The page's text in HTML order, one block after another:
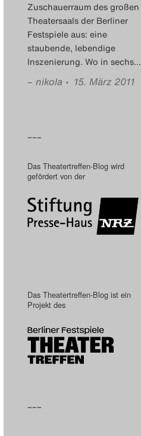
Zuschauerraum des großen
Theatersaals der Berliner
Festspiele aus: eine
staubende, lebendige
Inszenierung. Wo in sechs…
– nikola • 15. März 2011
–––
Das Theatertreffen-Blog wird
gefördert von der
Das Theatertreffen-Blog ist ein
Projekt des
–––